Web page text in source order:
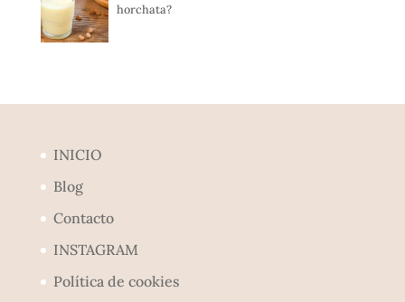
horchata?
INICIO
Blog
Contacto
INSTAGRAM
Política de cookies